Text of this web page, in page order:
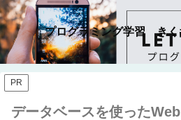
プログラミング学習 きく
PR
データベースを使った